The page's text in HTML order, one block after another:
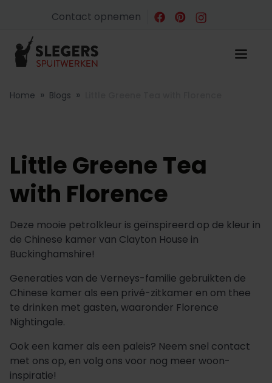
Contact opnemen
Home » Blogs »
Little Greene Tea
with Florence
Deze mooie petrolkleur is geïnspireerd op de kleur in
de Chinese kamer van Clayton House in
Buckinghamshire!
Generaties van de Verneys-familie gebruikten de
Chinese kamer als een privé-zitkamer en om thee
te drinken met gasten, waaronder Florence
Nightingale.
Ook een kamer als een paleis? Neem snel contact
met ons op, en volg ons voor nog meer woon-
inspiratie!